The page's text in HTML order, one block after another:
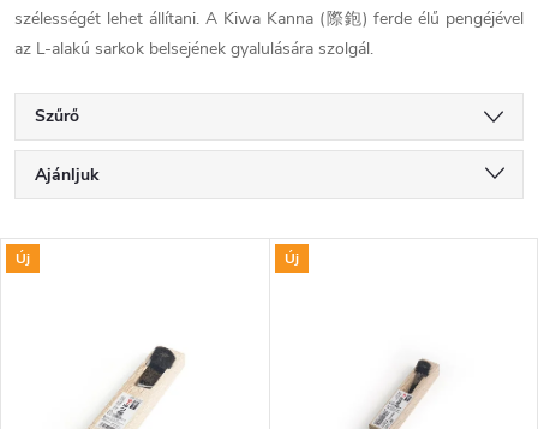
szélességét lehet állítani. A Kiwa Kanna (際鉋) ferde élű pengéjével
az L-alakú sarkok belsejének gyalulására szolgál.
Szűrő
T
e
Ajánljuk
Legdrágább
T
Új Új